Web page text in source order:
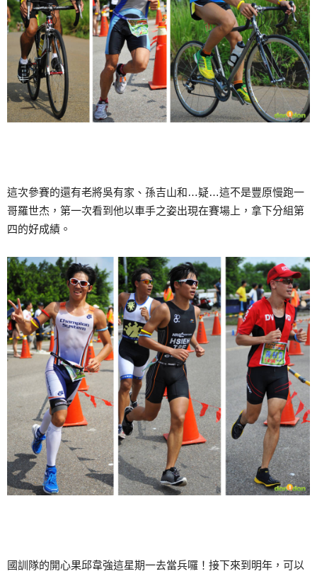
這次參賽的還有老將吳有家、孫吉山和…疑…這不是豐原慢跑一
哥羅世杰，第一次看到他以車手之姿出現在賽場上，拿下分組第
四的好成績。
國訓隊的開心果邱韋強這星期一去當兵囉！接下來到明年，可以